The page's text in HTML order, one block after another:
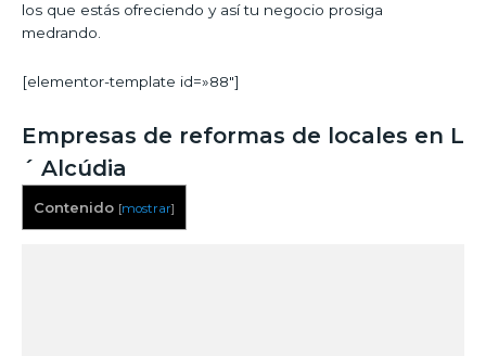
los que estás ofreciendo y así tu negocio prosiga
medrando.
[elementor-template id=»88″]
Empresas de reformas de locales en L
´ Alcúdia
Contenido [mostrar]